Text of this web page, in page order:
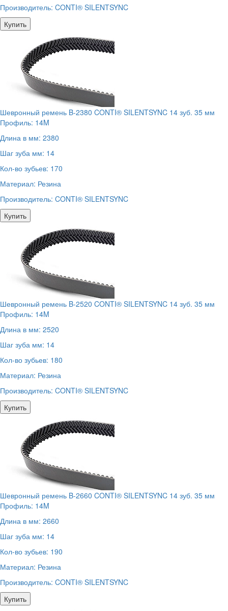
Производитель: CONTI® SILENTSYNC
Купить
Шевронный ремень B-2380 CONTI® SILENTSYNC 14 зуб. 35 мм
Профиль: 14M
Длина в мм: 2380
Шаг зуба мм: 14
Кол-во зубьев: 170
Материал: Резина
Производитель: CONTI® SILENTSYNC
Купить
Шевронный ремень B-2520 CONTI® SILENTSYNC 14 зуб. 35 мм
Профиль: 14M
Длина в мм: 2520
Шаг зуба мм: 14
Кол-во зубьев: 180
Материал: Резина
Производитель: CONTI® SILENTSYNC
Купить
Шевронный ремень B-2660 CONTI® SILENTSYNC 14 зуб. 35 мм
Профиль: 14M
Длина в мм: 2660
Шаг зуба мм: 14
Кол-во зубьев: 190
Материал: Резина
Производитель: CONTI® SILENTSYNC
Купить